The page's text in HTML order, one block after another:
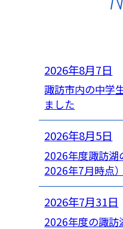
2026年8月7日
諏訪市内の中学
ました
2026年8月5日
2026年度諏訪湖
2026年7月時点）
2026年7月31日
2026年度の諏訪